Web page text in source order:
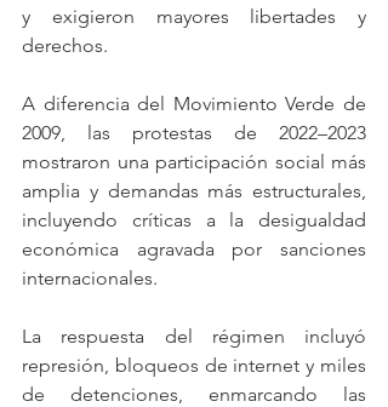
y exigieron mayores libertades y
derechos.
A diferencia del Movimiento Verde de
2009, las protestas de 2022–2023
mostraron una participación social más
amplia y demandas más estructurales,
incluyendo críticas a la desigualdad
económica agravada por sanciones
internacionales.
La respuesta del régimen incluyó
represión, bloqueos de internet y miles
de detenciones, enmarcando las